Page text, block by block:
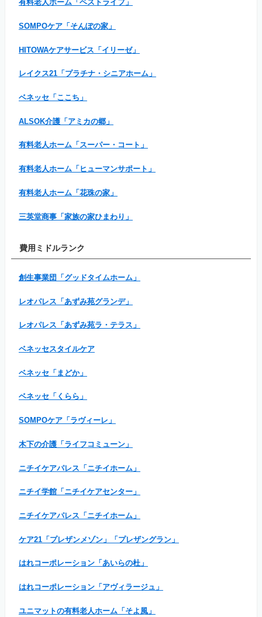
有料老人ホーム「ベストライフ」
SOMPOケア「そんぽの家」
HITOWAケアサービス「イリーゼ」
レイクス21「プラチナ・シニアホーム」
ベネッセ「ここち」
ALSOK介護「アミカの郷」
有料老人ホーム「スーパー・コート」
有料老人ホーム「ヒューマンサポート」
有料老人ホーム「花珠の家」
三英堂商事「家族の家ひまわり」
費用ミドルランク
創生事業団「グッドタイムホーム」
レオパレス「あずみ苑グランデ」
レオパレス「あずみ苑ラ・テラス」
ベネッセスタイルケア
ベネッセ「まどか」
ベネッセ「くらら」
SOMPOケア「ラヴィーレ」
木下の介護「ライフコミューン」
ニチイケアパレス「ニチイホーム」
ニチイ学館「ニチイケアセンター」
ニチイケアパレス「ニチイホーム」
ケア21「プレザンメゾン」「プレザングラン」
はれコーポレーション「あいらの杜」
はれコーポレーション「アヴィラージュ」
ユニマットの有料老人ホーム「そよ風」